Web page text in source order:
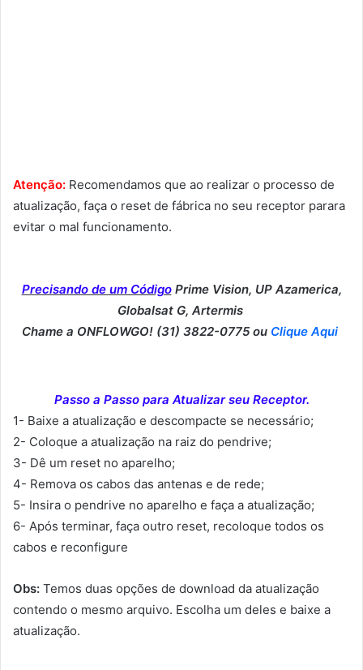
Atenção: Recomendamos que ao realizar o processo de
atualização, faça o reset de fábrica no seu receptor parara
evitar o mal funcionamento.
Precisando de um Código Prime Vision, UP Azamerica,
Globalsat G, Artermis
Chame a ONFLOWGO! (31) 3822-0775 ou Clique Aqui
Passo a Passo para Atualizar seu Receptor.
1- Baixe a atualização e descompacte se necessário;
2- Coloque a atualização na raiz do pendrive;
3- Dê um reset no aparelho;
4- Remova os cabos das antenas e de rede;
5- Insira o pendrive no aparelho e faça a atualização;
6- Após terminar, faça outro reset, recoloque todos os
cabos e reconfigure
Obs: Temos duas opções de download da atualização
contendo o mesmo arquivo. Escolha um deles e baixe a
atualização.